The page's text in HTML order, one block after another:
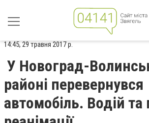
14:45, 29 травня 2017 р.
У Новоград-
районі перевернувся
автомобіль. Водій